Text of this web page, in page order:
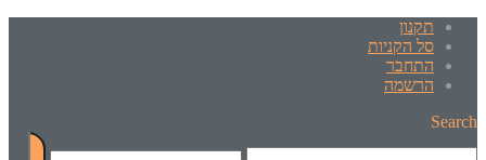
תקנון
סל הקניות
התחבר
הרשמה
Search